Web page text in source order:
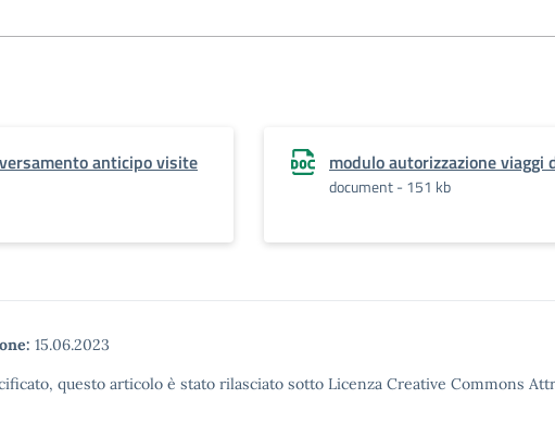
anticipo visite
modulo autorizzazione viaggi
document - 151 kb
15.06.2023
questo articolo è stato rilasciato sotto Licenza Creative Commons